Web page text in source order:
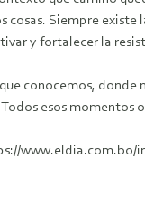
cosas. Siempre
y fortalecer la
conocemos,
Todos esos momentos
www.eldia.com.bo/